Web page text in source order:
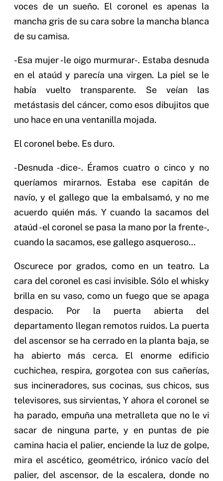
voces de un sueño. El coronel es apenas la
mancha gris de su cara sobre la mancha blanca
de su camisa.
-Esa mujer -le oigo murmurar-. Estaba desnuda
en el ataúd y parecía una virgen. La piel se le
había vuelto transparente. Se veían las
metástasis del cáncer, como esos dibujitos que
uno hace en una ventanilla mojada.
El coronel bebe. Es duro.
-Desnuda -dice-. Éramos cuatro o cinco y no
queríamos mirarnos. Estaba ese capitán de
navío, y el gallego que la embalsamó, y no me
acuerdo quién más. Y cuando la sacamos del
ataúd -el coronel se pasa la mano por la frente-,
cuando la sacamos, ese gallego asqueroso…
Oscurece por grados, como en un teatro. La
cara del coronel es casi invisible. Sólo el whisky
brilla en su vaso, como un fuego que se apaga
despacio. Por la puerta abierta del
departamento llegan remotos ruidos. La puerta
del ascensor se ha cerrado en la planta baja, se
ha abierto más cerca. El enorme edificio
cuchichea, respira, gorgotea con sus cañerías,
sus incineradores, sus cocinas, sus chicos, sus
televisores, sus sirvientas, Y ahora el coronel se
ha parado, empuña una metralleta que no le vi
sacar de ninguna parte, y en puntas de pie
camina hacia el palier, enciende la luz de golpe,
mira el ascético, geométrico, irónico vacío del
palier, del ascensor, de la escalera, donde no